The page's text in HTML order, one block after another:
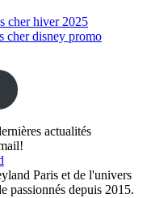
actualités
Paris et de l'univers
passionnés depuis 2015.